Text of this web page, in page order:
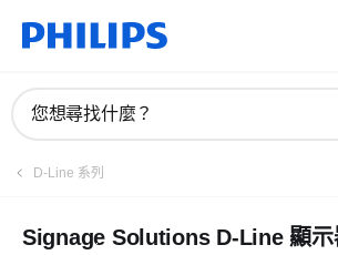
您想尋找什麼？
D-Line 系列
Signage Solutions D-Line 顯示